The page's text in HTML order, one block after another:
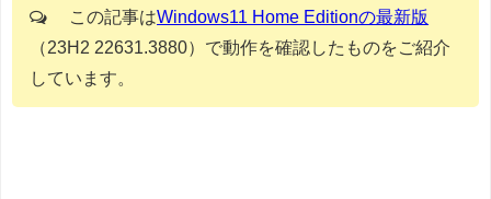
この記事はWindows11 Home Editionの最新版
（23H2 22631.3880）で動作を確認したものをご紹介
しています。